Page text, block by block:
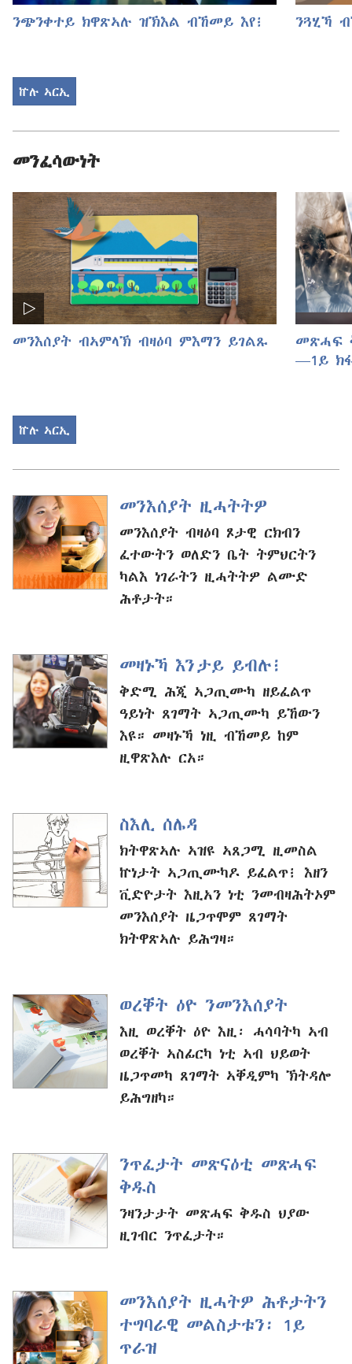
ንጭንቀተይ ክዋጽኣሉ ዝኽእል ብኸመይ እየ፧ ንጓሂኻ
ኵሉ ኣርኢ
መንፈሳውነት
መንእሰያት ብኣምላኽ ብዛዕባ ምእማን ይገልጹ
መጽሓፍ
—1ይ
ኵሉ ኣርኢ
መንእሰያት ዚሓትትዎ
መንእሰያት ብዛዕባ ጾታዊ ርክብን
ፈተውትን ወለድን ቤት ትምህርትን
ካልእ ነገራትን ዚሓትትዎ ልሙድ
ሕቶታት።
መዛኑኻ እንታይ ይብሉ፧
ቅድሚ ሕጂ ኣጋጢሙካ ዘይፈልጥ
ዓይነት ጸገማት ኣጋጢሙካ ይኸውን
እዩ። መዛኑኻ ነዚ ብኸመይ ከም
ዚዋጽእሉ ርአ።
ስእሊ ሰሌዳ
ክትዋጽኣሉ ኣዝዩ ኣጸጋሚ ዚመስል
ኵነታት ኣጋጢሙካዶ ይፈልጥ፧ እዘን
ቪድዮታት እዚአን ነቲ ንመብዛሕትኦም
መንእሰያት ዜጋጥሞም ጸገማት
ክትዋጽኣሉ ይሕግዛ።
ወረቐት ዕዮ ንመንእሰያት
እዚ ወረቐት ዕዮ እዚ፡ ሓሳባትካ ኣብ
ወረቐት ኣስፊርካ ነቲ ኣብ ህይወት
ዜጋጥመካ ጸገማት ኣቐዲምካ ኽትዳሎ
ይሕግዘካ።
ንጥፈታት መጽናዕቲ መጽሓፍ
ቅዱስ
ንዛንታታት መጽሓፍ ቅዱስ ህያው
ዚገብር ንጥፈታት።
መንእሰያት ዚሓትዎ ሕቶታትን
ተግባራዊ መልስታቱን፡ 1ይ
ጥራዝ